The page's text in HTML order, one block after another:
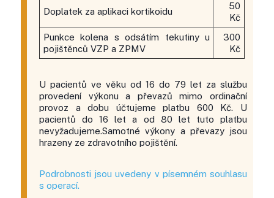
Doplatek za aplikaci kortikoidu
50
Kč
Punkce kolena s odsátím tekutiny u
pojištěnců VZP a ZPMV
300
Kč
U pacientů ve věku od 16 do 79 let za službu
provedení výkonu a převazů mimo ordinační
provoz a dobu účtujeme platbu 600 Kč. U
pacientů do 16 let a od 80 let tuto platbu
nevyžadujeme.Samotné výkony a převazy jsou
hrazeny ze zdravotního pojištění.
Podrobnosti jsou uvedeny v písemném souhlasu
s operací.